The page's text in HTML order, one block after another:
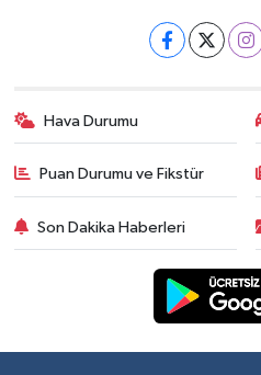
Hava Durumu
Puan Durumu ve Fikstür
Son Dakika Haberleri